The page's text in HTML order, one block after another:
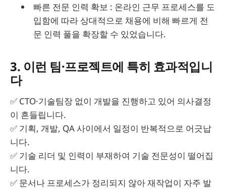
빠른 전문 인력 확보 : 온라인 근무 프로세스를 도
입함에 따라 상대적으로 채용에 비해 빠르게 전
문 인력 풀을 확장할 수 있었습니다.
3. 이런 팀·프로젝트에 특히 효과적입니
다
✅ CTO·기술팀장 없이 개발을 진행하고 있어 의사결정
이 흔들립니다.
✅ 기획, 개발, QA 사이에서 일정이 반복적으로 어긋납
니다.
✅ 기술 리더 및 인력이 부재하여 기술 전문성이 떨어집
니다.
✅ 문서나 프로세스가 정리되지 않아 재작업이 자주 발